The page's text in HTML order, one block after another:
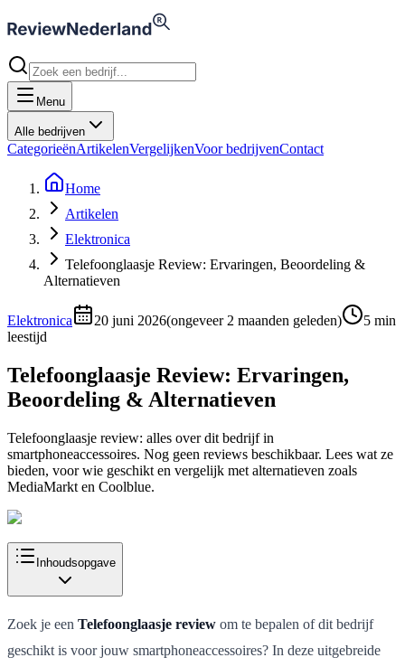
Menu
Alle bedrijven
CategorieënArtikelenVergelijkenVoor bedrijvenContact
Home
Artikelen
Elektronica
Telefoonglaasje Review: Ervaringen, Beoordeling &
Alternatieven
Elektronica 20 juni 2026(ongeveer 2 maanden geleden) 5 min
leestijd
Telefoonglaasje Review: Ervaringen,
Beoordeling & Alternatieven
Telefoonglaasje review: alles over dit bedrijf in
smartphoneaccessoires. Nog geen reviews beschikbaar. Lees wat ze
bieden, voor wie geschikt en vergelijk met alternatieven zoals
MediaMarkt en Coolblue.
Inhoudsopgave
Zoek je een Telefoonglaasje review om te bepalen of dit bedrijf
geschikt is voor jouw smartphoneaccessoires? In deze uitgebreide